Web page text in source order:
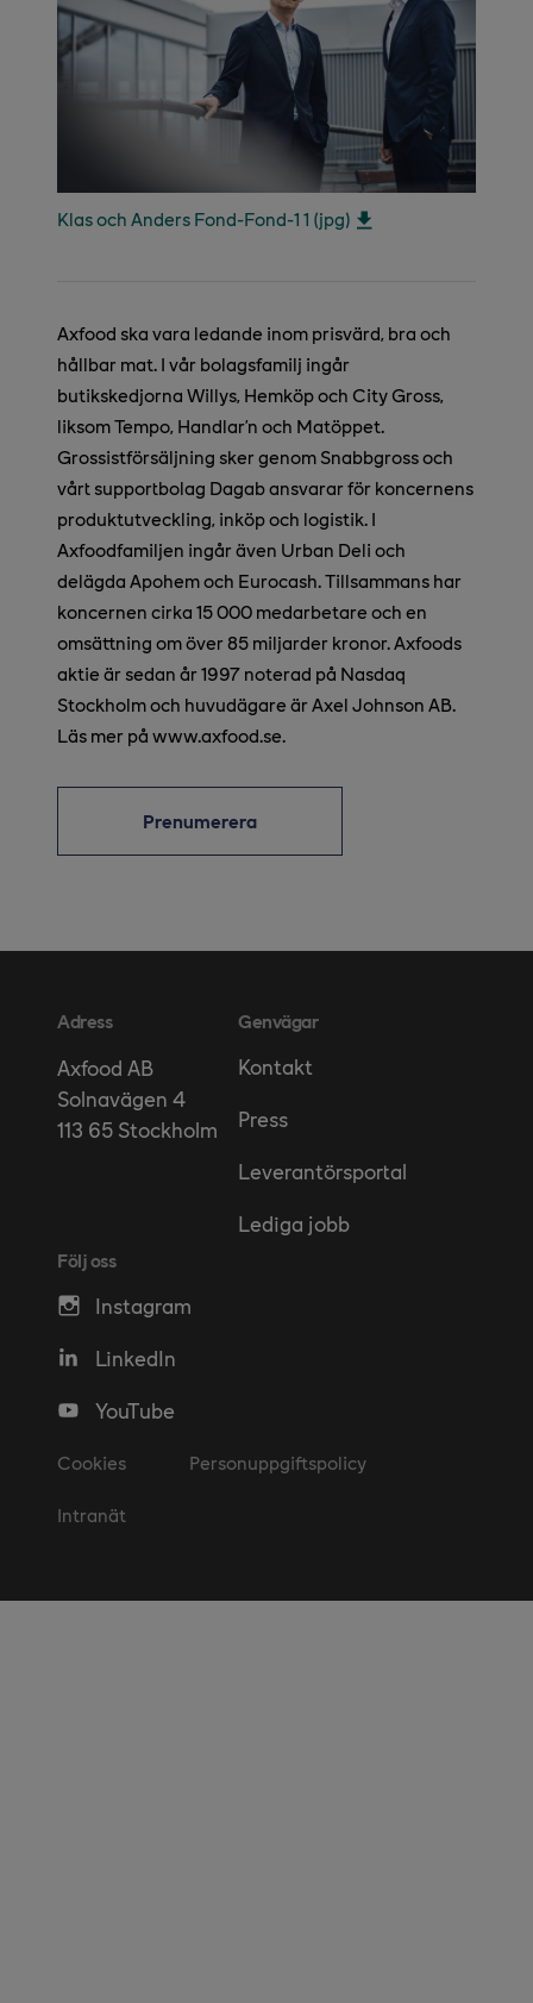
Klas och Anders Fond-Fond-1 1 (jpg)
Axfood ska vara ledande inom prisvärd, bra och
hållbar mat. I vår bolagsfamilj ingår
butikskedjorna Willys, Hemköp och City Gross,
liksom Tempo, Handlar’n och Matöppet.
Grossistförsäljning sker genom Snabbgross och
vårt supportbolag Dagab ansvarar för koncernens
produktutveckling, inköp och logistik. I
Axfoodfamiljen ingår även Urban Deli och
delägda Apohem och Eurocash. Tillsammans har
koncernen cirka 15 000 medarbetare och en
omsättning om över 85 miljarder kronor. Axfoods
aktie är sedan år 1997 noterad på Nasdaq
Stockholm och huvudägare är Axel Johnson AB.
Läs mer på www.axfood.se.
Prenumerera
Adress
Axfood AB
Solnavägen 4
113 65 Stockholm
Genvägar
Kontakt
Press
Leverantörsportal
Lediga jobb
Följ oss
Instagram
LinkedIn
YouTube
Cookies Personuppgiftspolicy
Intranät